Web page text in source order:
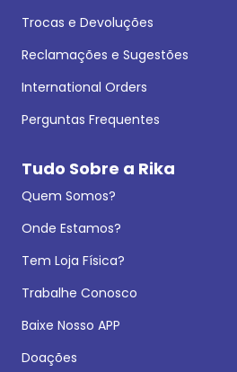
Trocas e Devoluções
Reclamações e Sugestões
International Orders
Perguntas Frequentes
Tudo Sobre a Rika
Quem Somos?
Onde Estamos?
Tem Loja Física?
Trabalhe Conosco
Baixe Nosso APP
Doações